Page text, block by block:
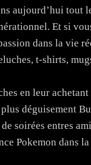
aujourd’hui
Et si
dans la vie
t-shirts,
en leur
déguisement
soirées entres
Pokemon dans